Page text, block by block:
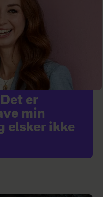
er
min
elsker ikke